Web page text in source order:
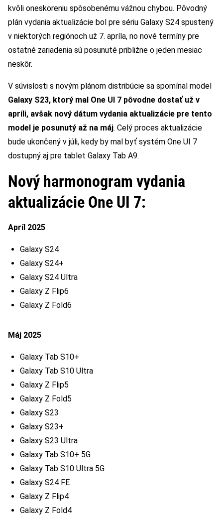
kvôli oneskoreniu spôsobenému vážnou chybou. Pôvodný
plán vydania aktualizácie bol pre sériu Galaxy S24 spustený
v niektorých regiónoch už 7. apríla, no nové termíny pre
ostatné zariadenia sú posunuté približne o jeden mesiac
neskôr.
V súvislosti s novým plánom distribúcie sa spomínal model
Galaxy S23, ktorý mal One UI 7 pôvodne dostať už v
apríli, avšak nový dátum vydania aktualizácie pre tento
model je posunutý až na máj. Celý proces aktualizácie
bude ukončený v júli, kedy by mal byť systém One UI 7
dostupný aj pre tablet Galaxy Tab A9.
Nový harmonogram vydania
aktualizácie One UI 7:
Apríl 2025
Galaxy S24
Galaxy S24+
Galaxy S24 Ultra
Galaxy Z Flip6
Galaxy Z Fold6
Máj 2025
Galaxy Tab S10+
Galaxy Tab S10 Ultra
Galaxy Z Flip5
Galaxy Z Fold5
Galaxy S23
Galaxy S23+
Galaxy S23 Ultra
Galaxy Tab S10+ 5G
Galaxy Tab S10 Ultra 5G
Galaxy S24 FE
Galaxy Z Flip4
Galaxy Z Fold4